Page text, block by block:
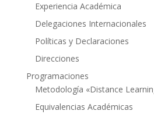
Experiencia Académica
Delegaciones Internacionales
Políticas y Declaraciones
Direcciones
Programaciones
Metodología «Distance
Equivalencias Académicas